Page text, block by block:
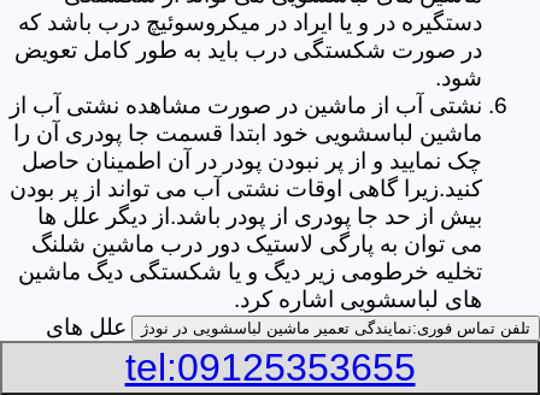
دستگیره در و یا ایراد در میکروسوئیچ درب باشد که
در صورت شکستگی درب باید به طور کامل تعویض
شود.
نشتی آب از ماشین در صورت مشاهده نشتی آب از
ماشین لباسشویی خود ابتدا قسمت جا پودری آن را
چک نمایید و از پر نبودن پودر در آن اطمینان حاصل
کنید.زیرا گاهی اوقات نشتی آب می تواند از پر بودن
بیش از حد جا پودری از پودر باشد.از دیگر علل ها
می توان به پارگی لاستیک دور درب ماشین شلنگ
تخلیه خرطومی زیر دیگ و یا شکستگی دیگ ماشین
های لباسشویی اشاره کرد.
خشک نکردن لباس ها یکی از بیشترین علل های
خشک نکردن لباس ها توسط ماشین های
لباسشویی پر کردن دیگ آن ها بیش از حد ظرفیت
تلفن تماس فوری:نمایندگی تعمیر ماشین لباسشویی در نودژ
tel:09125353655